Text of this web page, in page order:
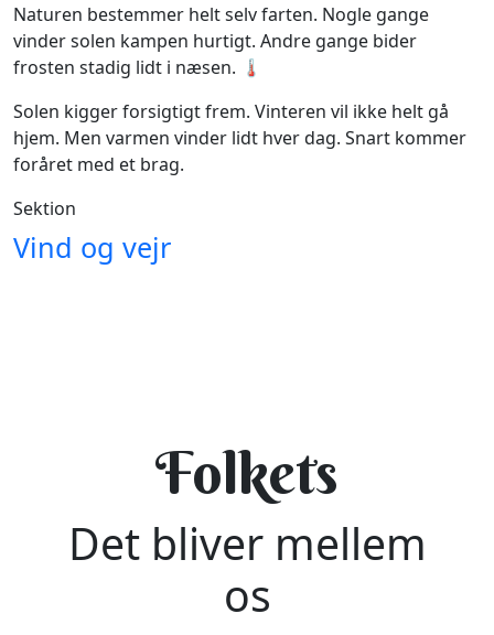
Naturen bestemmer helt selv farten. Nogle gange
vinder solen kampen hurtigt. Andre gange bider
frosten stadig lidt i næsen. 🌡️
Solen kigger forsigtigt frem. Vinteren vil ikke helt gå
hjem. Men varmen vinder lidt hver dag. Snart kommer
foråret med et brag.
Sektion
Vind og vejr
Folkets
Det bliver mellem
os